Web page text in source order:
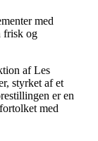
med
frisk og
af Les
styrket af et
er en
med